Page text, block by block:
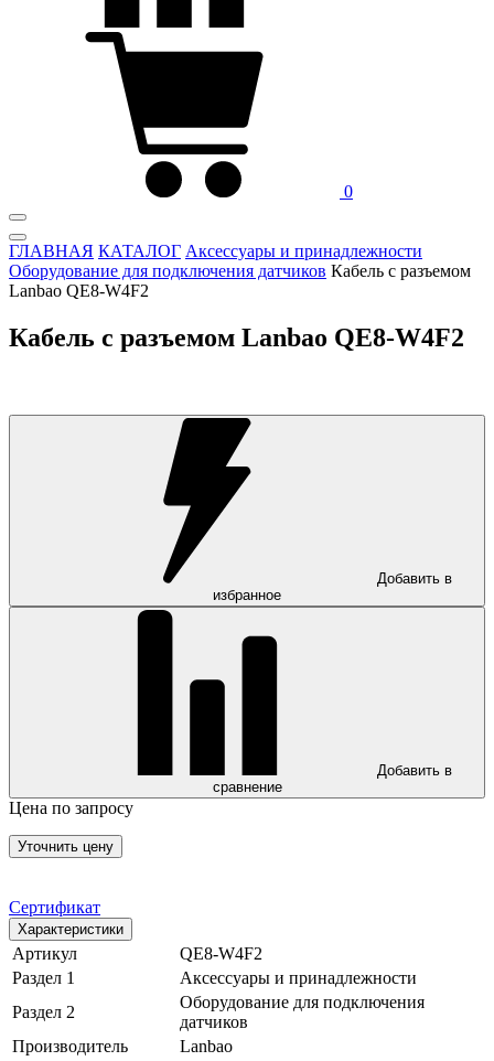
0
ГЛАВНАЯ КАТАЛОГ Аксессуары и принадлежности
Оборудование для подключения датчиков Кабель с разъемом
Lanbao QE8-W4F2
Кабель с разъемом Lanbao QE8-W4F2
Добавить в
избранное
Добавить в
сравнение
Цена по запросу
Уточнить цену
Сертификат
Характеристики
Артикул
QE8-W4F2
Раздел 1
Аксессуары и принадлежности
Раздел 2
Оборудование для подключения
датчиков
Производитель
Lanbao